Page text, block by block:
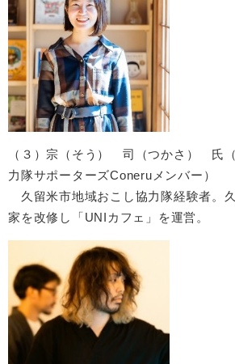
（３）宗（そう） 司（つかさ） 氏
力隊サポーターズConeruメンバー）
久留米市地域おこし協力隊経験者。
家を改修し「UNIカフェ」を運営。